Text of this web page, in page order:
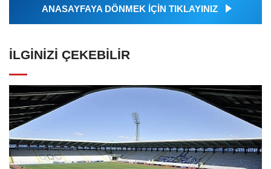
ANASAYFAYA DÖNMEK İÇİN TIKLAYINIZ
İLGINIZI ÇEKEBILIR